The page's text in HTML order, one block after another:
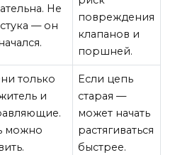
Не
— он
повреждения
клапанов и
поршней.
только
и
можно
Если цепь
старая —
может начать
растягиваться
быстрее.